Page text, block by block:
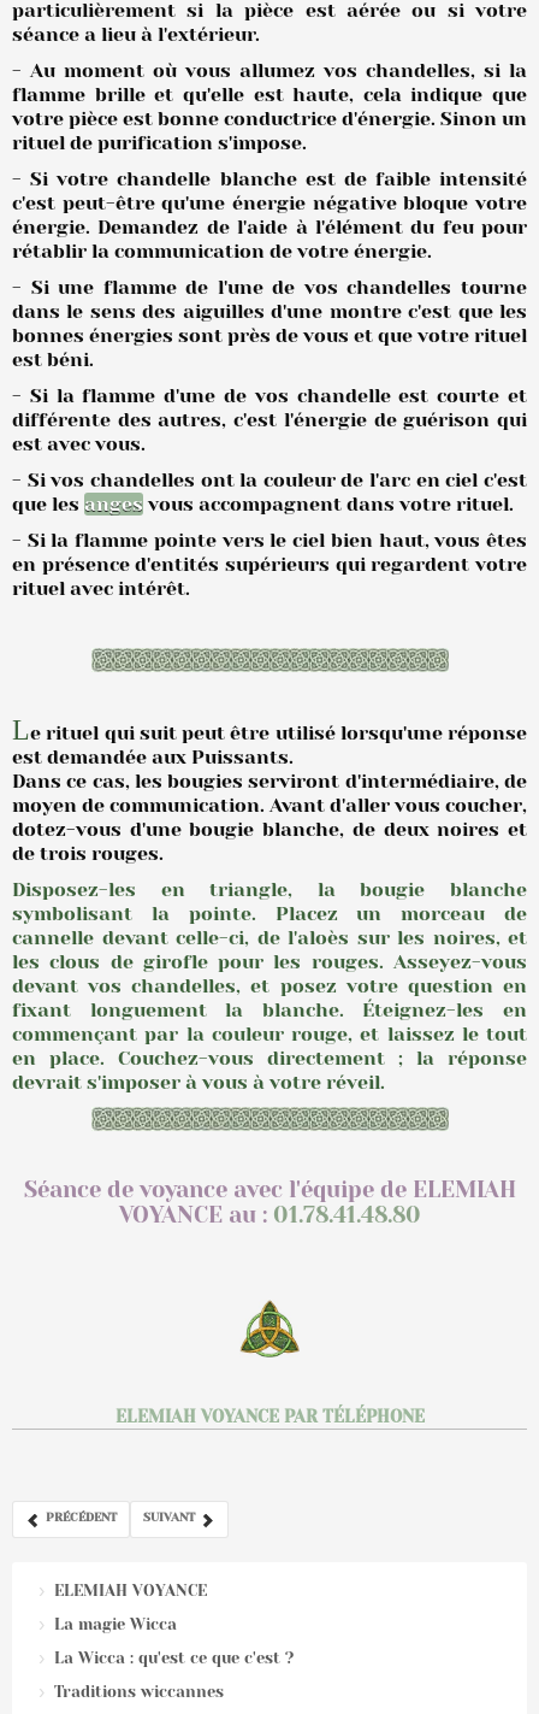
particulièrement si la pièce est aérée ou si votre
séance a lieu à l'extérieur.
- Au moment où vous allumez vos chandelles, si la
flamme brille et qu'elle est haute, cela indique que
votre pièce est bonne conductrice d'énergie. Sinon un
rituel de purification s'impose.
- Si votre chandelle blanche est de faible intensité
c'est peut-être qu'une énergie négative bloque votre
énergie. Demandez de l'aide à l'élément du feu pour
rétablir la communication de votre énergie.
- Si une flamme de l'une de vos chandelles tourne
dans le sens des aiguilles d'une montre c'est que les
bonnes énergies sont près de vous et que votre rituel
est béni.
- Si la flamme d'une de vos chandelle est courte et
différente des autres, c'est l'énergie de guérison qui
est avec vous.
- Si vos chandelles ont la couleur de l'arc en ciel c'est
que les anges vous accompagnent dans votre rituel.
- Si la flamme pointe vers le ciel bien haut, vous êtes
en présence d'entités supérieurs qui regardent votre
rituel avec intérêt.
Le rituel qui suit peut être utilisé lorsqu'une réponse
est demandée aux Puissants.
Dans ce cas, les bougies serviront d'intermédiaire, de
moyen de communication. Avant d'aller vous coucher,
dotez-vous d'une bougie blanche, de deux noires et
de trois rouges.
Disposez-les en triangle, la bougie blanche
symbolisant la pointe. Placez un morceau de
cannelle devant celle-ci, de l'aloès sur les noires, et
les clous de girofle pour les rouges. Asseyez-vous
devant vos chandelles, et posez votre question en
fixant longuement la blanche. Éteignez-les en
commençant par la couleur rouge, et laissez le tout
en place. Couchez-vous directement ; la réponse
devrait s'imposer à vous à votre réveil.
Séance de voyance avec l'équipe de ELEMIAH
VOYANCE au : 01.78.41.48.80
ELEMIAH VOYANCE PAR TÉLÉPHONE
PRÉCÉDENT SUIVANT
ELEMIAH VOYANCE
La magie Wicca
La Wicca : qu'est ce que c'est ?
Traditions wiccannes